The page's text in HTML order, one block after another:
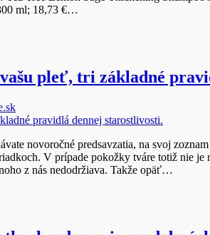
ml; 18,73 €…
pleť, tri základné
novoročné predsavzatia, na svoj
V prípade pokožky tváre totiž nie
z nás nedodržiava. Takže opäť…